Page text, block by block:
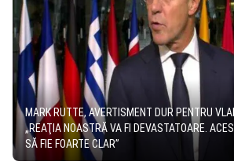
MARK RUTTE, AVERTISMENT DUR PENTRU
„REAŢIA NOASTRĂ VA FI DEVASTATOARE.
SĂ FIE FOARTE CLAR”